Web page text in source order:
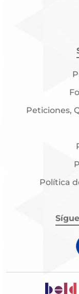
Peticiones,
Política